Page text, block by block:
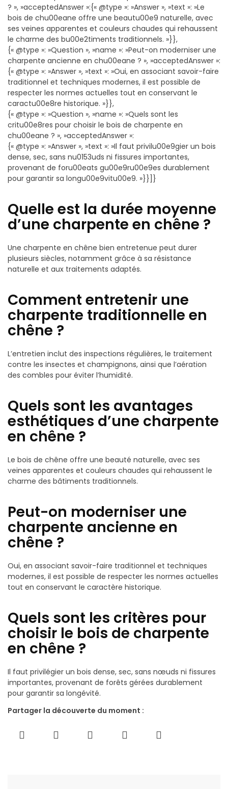
? », »acceptedAnswer »:{« @type »: »Answer », »text »: »Le
bois de chu00eane offre une beautu00e9 naturelle, avec
ses veines apparentes et couleurs chaudes qui rehaussent
le charme des bu00e2timents traditionnels. »}},
{« @type »: »Question », »name »: »Peut-on moderniser une
charpente ancienne en chu00eane ? », »acceptedAnswer »:
{« @type »: »Answer », »text »: »Oui, en associant savoir-faire
traditionnel et techniques modernes, il est possible de
respecter les normes actuelles tout en conservant le
caractu00e8re historique. »}},
{« @type »: »Question », »name »: »Quels sont les
critu00e8res pour choisir le bois de charpente en
chu00eane ? », »acceptedAnswer »:
{« @type »: »Answer », »text »: »Il faut privilu00e9gier un bois
dense, sec, sans nu0153uds ni fissures importantes,
provenant de foru00eats gu00e9ru00e9es durablement
pour garantir sa longu00e9vitu00e9. »}}]}
Quelle est la durée moyenne
d’une charpente en chêne ?
Une charpente en chêne bien entretenue peut durer
plusieurs siècles, notamment grâce à sa résistance
naturelle et aux traitements adaptés.
Comment entretenir une
charpente traditionnelle en
chêne ?
L’entretien inclut des inspections régulières, le traitement
contre les insectes et champignons, ainsi que l’aération
des combles pour éviter l’humidité.
Quels sont les avantages
esthétiques d’une charpente
en chêne ?
Le bois de chêne offre une beauté naturelle, avec ses
veines apparentes et couleurs chaudes qui rehaussent le
charme des bâtiments traditionnels.
Peut-on moderniser une
charpente ancienne en
chêne ?
Oui, en associant savoir-faire traditionnel et techniques
modernes, il est possible de respecter les normes actuelles
tout en conservant le caractère historique.
Quels sont les critères pour
choisir le bois de charpente
en chêne ?
Il faut privilégier un bois dense, sec, sans nœuds ni fissures
importantes, provenant de forêts gérées durablement
pour garantir sa longévité.
Partager la découverte du moment :